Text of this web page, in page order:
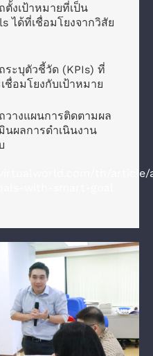
ตั้งเป้าหมายที่เป็น
ได้ที่เชื่อมโยงจากวิสัย
ระบุตัวชี้วัด (KPIs) ที่
ชื่อมโยงกับเป้าหมาย
วางแผนการติดตามผล
นผลการดำเนินงาน
th/article/